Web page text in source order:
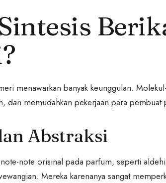
menawarkan banyak keunggulan.
dan memudahkan pekerjaan para pembuat
Abstraksi
note orisinal pada parfum, seperti
Mereka karenanya sangat